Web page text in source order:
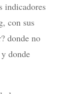
indicadores
con sus
donde no
donde